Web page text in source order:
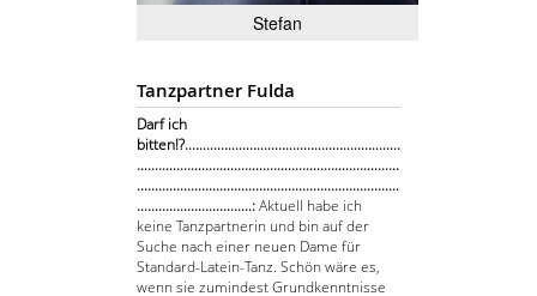
Stefan
Tanzpartner Fulda
Darf ich
bitten!?............................................................
.........................................................................
.........................................................................
................................:Aktuell habe ich
keine Tanzpartnerin und bin auf der
Suche nach einer neuen Dame für
Standard-Latein-Tanz. Schön wäre es,
wenn sie zumindest Grundkenntnisse